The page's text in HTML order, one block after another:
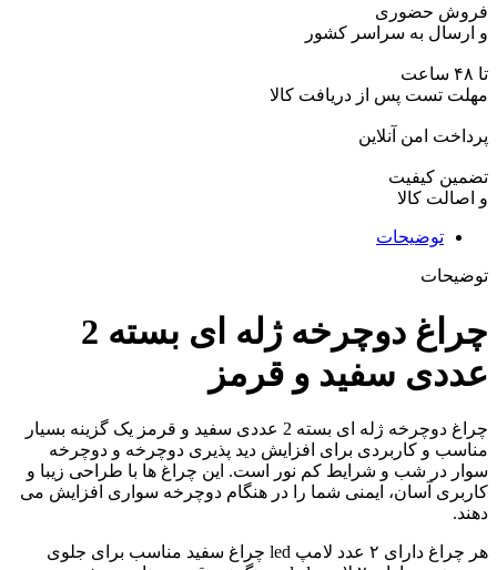
فروش حضوری
و ارسال به سراسر کشور
تا ۴۸ ساعت
مهلت تست پس از دریافت کالا
پرداخت امن آنلاین
تضمین کیفیت
و اصالت کالا
توضیحات
توضیحات
چراغ دوچرخه ژله ای بسته 2
عددی سفید و قرمز
چراغ دوچرخه ژله ای بسته 2 عددی سفید و قرمز یک گزینه بسیار
مناسب و کاربردی برای افزایش دید پذیری دوچرخه و دوچرخه
سوار در شب و شرایط کم نور است. این چراغ ها با طراحی زیبا و
کاربری آسان، ایمنی شما را در هنگام دوچرخه سواری افزایش می
دهند.
هر چراغ دارای ۲ عدد لامپ led چراغ سفید مناسب برای جلوی